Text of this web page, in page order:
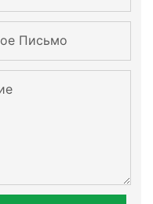
Письмо